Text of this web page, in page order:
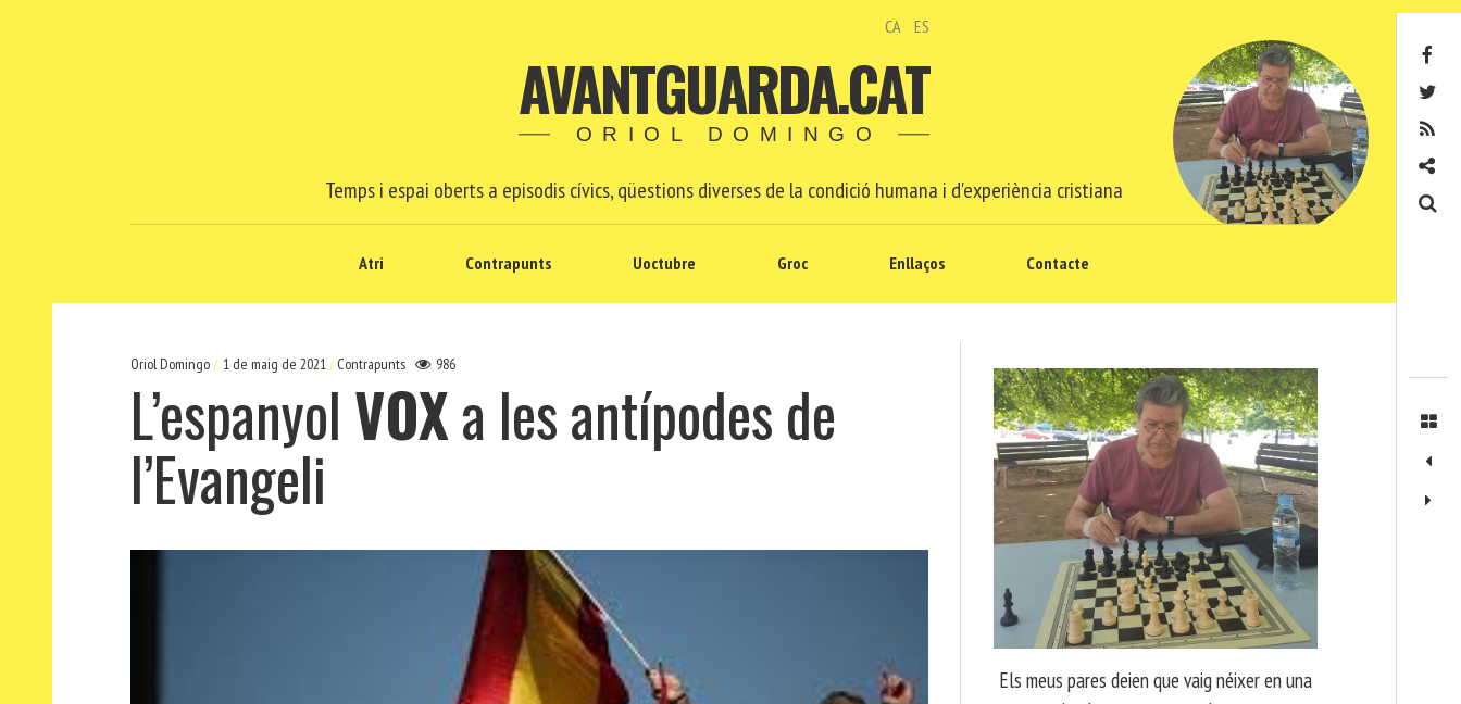
CA ES
AVANTGUARDA.CAT
ORIOL DOMINGO
Temps i espai oberts a episodis cívics, qüestions diverses de la condició humana i d'experiència cristiana
Atri Contrapunts Uoctubre Groc Enllaços Contacte
Oriol Domingo 1 de maig de 2021 Contrapunts 986
L’espanyol VOXa les antípodes de
l’Evangeli
Els meus pares deien que vaig néixer en una
Contacte